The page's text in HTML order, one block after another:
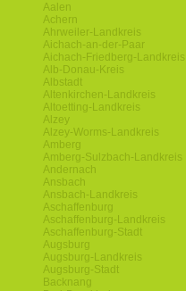
Aalen
Achern
Ahrweiler-Landkreis
Aichach-an-der-Paar
Aichach-Friedberg-Landkreis
Alb-Donau-Kreis
Albstadt
Altenkirchen-Landkreis
Altoetting-Landkreis
Alzey
Alzey-Worms-Landkreis
Amberg
Amberg-Sulzbach-Landkreis
Andernach
Ansbach
Ansbach-Landkreis
Aschaffenburg
Aschaffenburg-Landkreis
Aschaffenburg-Stadt
Augsburg
Augsburg-Landkreis
Augsburg-Stadt
Backnang